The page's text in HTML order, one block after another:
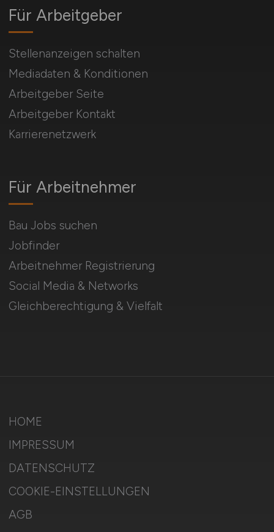
Für Arbeitnehmer
Bau Jobs suchen
Jobfinder
Arbeitnehmer Registrierung
Social Media & Networks
Gleichberechtigung & Vielfalt
Für Arbeitgeber
Stellenanzeigen schalten
Mediadaten & Konditionen
Arbeitgeber Seite
Arbeitgeber Kontakt
Karrierenetzwerk
HOME
IMPRESSUM
DATENSCHUTZ
COOKIE-EINSTELLUNGEN
AGB